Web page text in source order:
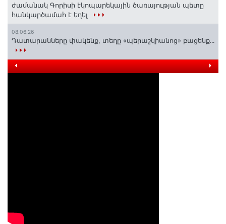
ժամանակ Գորիսի էկոպարեկային ծառայության պետը
հանկարծամահ է եղել
08.06.26
Դատարանները փակենք, տեղը «պերաշկիանոց» բացենք․․․